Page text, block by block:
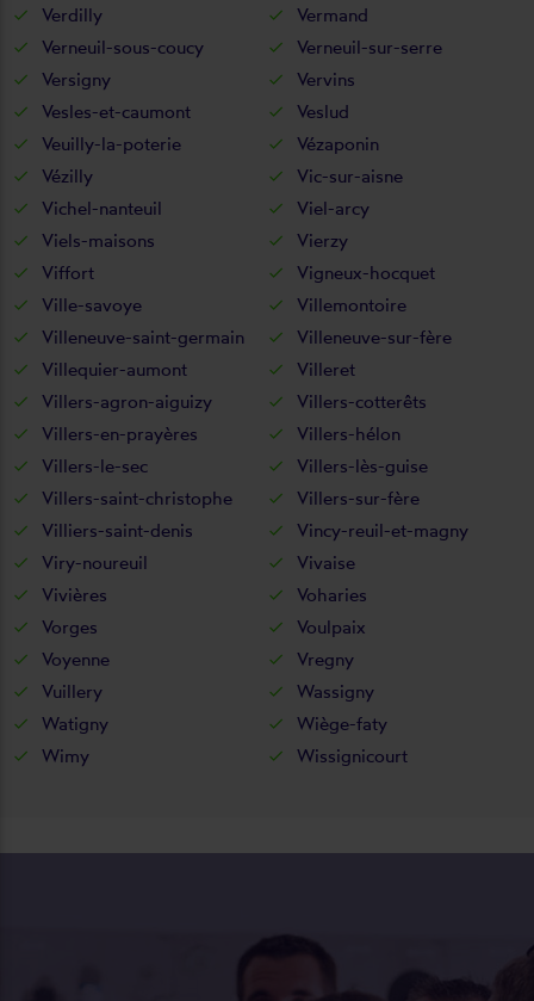
Verdilly
Vermand
Verneuil-sous-coucy
Verneuil-sur-serre
Versigny
Vervins
Vesles-et-caumont
Veslud
Veuilly-la-poterie
Vézaponin
Vézilly
Vic-sur-aisne
Vichel-nanteuil
Viel-arcy
Viels-maisons
Vierzy
Viffort
Vigneux-hocquet
Ville-savoye
Villemontoire
Villeneuve-saint-germain
Villeneuve-sur-fère
Villequier-aumont
Villeret
Villers-agron-aiguizy
Villers-cotterêts
Villers-en-prayères
Villers-hélon
Villers-le-sec
Villers-lès-guise
Villers-saint-christophe
Villers-sur-fère
Villiers-saint-denis
Vincy-reuil-et-magny
Viry-noureuil
Vivaise
Vivières
Voharies
Vorges
Voulpaix
Voyenne
Vregny
Vuillery
Wassigny
Watigny
Wiège-faty
Wimy
Wissignicourt